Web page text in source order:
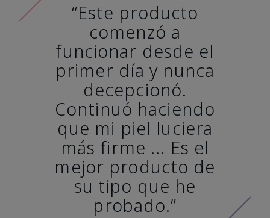
“Este producto
comenzó a
funcionar desde el
primer día y nunca
decepcionó.
Continuó haciendo
que mi piel luciera
más firme ... Es el
mejor producto de
su tipo que he
probado.”